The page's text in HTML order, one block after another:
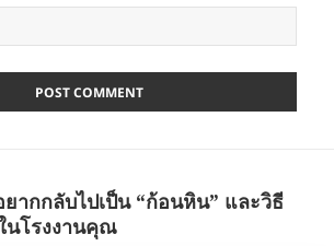
ยากกลับไปเป็น “ก้อนหิน” และวิธี
นโรงงานคุณ